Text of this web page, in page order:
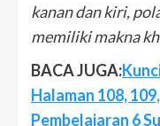
kanan dan kiri,
memiliki makna
BACA JUGA:
Halaman 108,
Pembelajaran 6